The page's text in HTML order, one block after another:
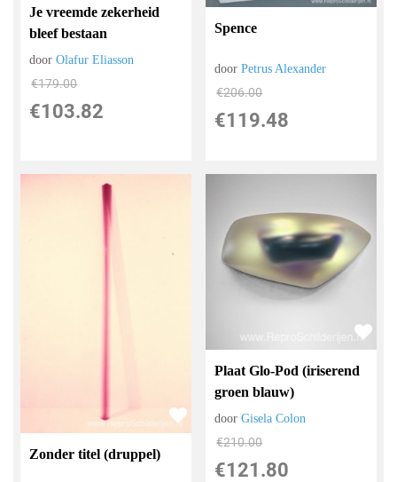
Je vreemde zekerheid
bleef bestaan
doorOlafur Eliasson
€179.00
€103.82
Spence
doorPetrus Alexander
€206.00
€119.48
Zonder titel (druppel)
Plaat Glo-Pod (iriserend
groen blauw)
doorGisela Colon
€210.00
€121.80